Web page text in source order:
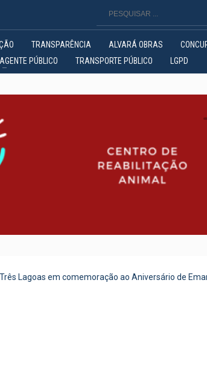
TRANSPARÊNCIA ALVARÁ OBRAS
AGENTE PÚBLICO TRANSPORTE PÚBLICO LGPD
Lagoas em comemoração ao Aniversário de